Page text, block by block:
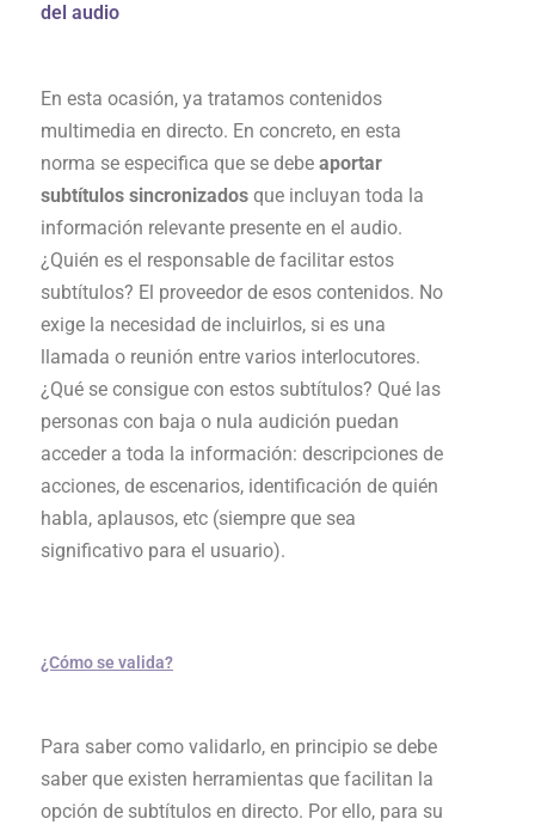
del audio
En esta ocasión, ya tratamos contenidos
multimedia en directo. En concreto, en esta
norma se especifica que se debe aportar
subtítulos sincronizados que incluyan toda la
información relevante presente en el audio.
¿Quién es el responsable de facilitar estos
subtítulos? El proveedor de esos contenidos. No
exige la necesidad de incluirlos, si es una
llamada o reunión entre varios interlocutores.
¿Qué se consigue con estos subtítulos? Qué las
personas con baja o nula audición puedan
acceder a toda la información: descripciones de
acciones, de escenarios, identificación de quién
habla, aplausos, etc (siempre que sea
significativo para el usuario).
¿Cómo se valida?
Para saber como validarlo, en principio se debe
saber que existen herramientas que facilitan la
opción de subtítulos en directo. Por ello, para su